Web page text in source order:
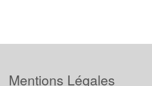
Mentions Légales